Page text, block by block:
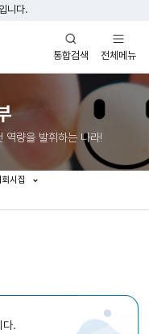
니다.
통합검색
열기
전체메뉴
열기
역량을 발휘하는 나라!
시집
다.